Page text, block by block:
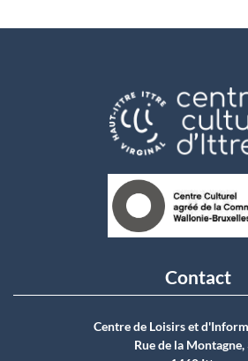
Contact
Centre de Loisirs et
Rue de la Montagne,